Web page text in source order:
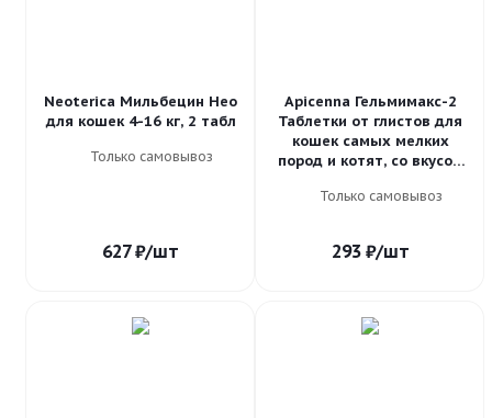
Neoterica Мильбецин Нео
для кошек 4-16 кг, 2 табл
Только самовывоз
627₽/шт
Apicenna Гельмимакс-2
Таблетки от глистов для
кошек самых мелких
пород и котят, со вкусом
Только самовывоз
293₽/шт